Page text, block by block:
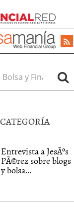
Entrevista a JesÃºs
PÃ©rez sobre blogs
y bolsa...